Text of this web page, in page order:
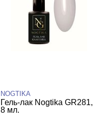
NOGTIKA
Гель-лак Nogtika GR281,
8 мл.